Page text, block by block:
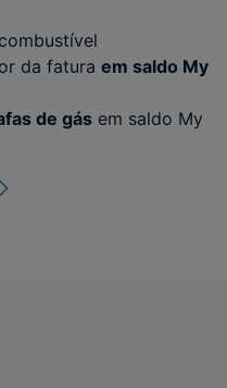
da fatura em saldo My
de gás em saldo My